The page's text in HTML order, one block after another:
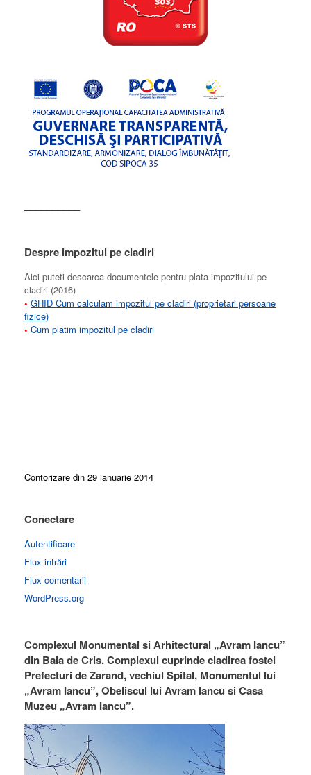
––––––––––
Despre impozitul pe cladiri
Aici puteti descarca documentele pentru plata impozitului pe
cladiri (2016)
• GHID Cum calculam impozitul pe cladiri (proprietari persoane
fizice)
• Cum platim impozitul pe cladiri
Contorizare din 29 ianuarie 2014
Conectare
Autentificare
Flux intrări
Flux comentarii
WordPress.org
Complexul Monumental si Arhitectural „Avram Iancu”
din Baia de Cris. Complexul cuprinde cladirea fostei
Prefecturi de Zarand, vechiul Spital, Monumentul lui
„Avram Iancu”, Obeliscul lui Avram Iancu si Casa
Muzeu „Avram Iancu”.